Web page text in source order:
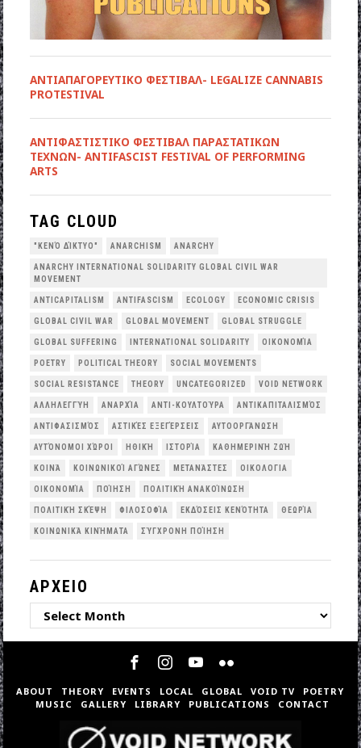
ΑΝΤΙΑΠΑΓΟΡΕΥΤΙΚΟ ΦΕΣΤΙΒΑΛ- LEGALIZE CANNABIS
PROTESTIVAL
ANTIΦΑΣΤΙΣΤΙΚΟ ΦΕΣΤΙΒΑΛ ΠΑΡΑΣΤΑΤΙΚΩΝ
ΤΕΧΝΩΝ- ANTIFASCIST FESTIVAL OF PERFORMING
ARTS
TAG CLOUD
"ΚΕΝΌ ΔΊΚΤΥΟ" ANARCHISM ANARCHY
ANARCHY INTERNATIONAL SOLIDARITY GLOBAL CIVIL WAR
MOVEMENT
ANTICAPITALISM ANTIFASCISM ECOLOGY ECONOMIC CRISIS
GLOBAL CIVIL WAR GLOBAL MOVEMENT GLOBAL STRUGGLE
GLOBAL SUFFERING INTERNATIONAL SOLIDARITY OΙΚΟΝΟΜΊΑ
POETRY POLITICAL THEORY SOCIAL MOVEMENTS
SOCIAL RESISTANCE THEORY UNCATEGORIZED VOID NETWORK
ΑΛΛΗΛΕΓΓΎΗ ΑΝΑΡΧΊΑ ΑΝΤΙ-ΚΟΥΛΤΟΎΡΑ ΑΝΤΙΚΑΠΙΤΑΛΙΣΜΌΣ
ΑΝΤΙΦΑΣΙΣΜΌΣ ΑΣΤΙΚΈΣ ΕΞΕΓΈΡΣΕΙΣ ΑΥΤΟΟΡΓΆΝΩΣΗ
ΑΥΤΌΝΟΜΟΙ ΧΏΡΟΙ ΗΘΙΚΉ ΙΣΤΟΡΊΑ ΚΑΘΗΜΕΡΙΝΉ ΖΩΉ
ΚΟΙΝΆ ΚΟΙΝΩΝΙΚΟΊ ΑΓΏΝΕΣ ΜΕΤΑΝΆΣΤΕΣ ΟΙΚΟΛΟΓΙΑ
ΟΙΚΟΝΟΜΊΑ ΠΟΊΗΣΗ ΠΟΛΙΤΙΚΉ ΑΝΑΚΟΊΝΩΣΗ
ΠΟΛΙΤΙΚΉ ΣΚΈΨΗ ΦΙΛΟΣΟΦΊΑ ΕΚΔΌΣΕΙΣ ΚΕΝΌΤΗΤΑ ΘΕΩΡΊΑ
ΚΟΙΝΩΝΙΚΆ ΚΙΝΉΜΑΤΑ ΣΎΓΧΡΟΝΗ ΠΟΊΗΣΗ
ΑΡΧΕΙΟ
ΑΡΧΕΙΟ
ABOUT THEORY EVENTS LOCAL GLOBAL VOID TV
POETRY
MUSIC
GALLERY LIBRARY PUBLICATIONS CONTACT